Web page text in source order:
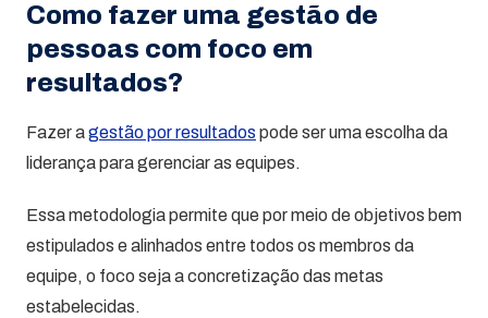
Como fazer uma gestão de
pessoas com foco em
resultados?
Fazer agestão por resultados pode ser uma escolha da
liderança para gerenciar as equipes.
Essa metodologia permite que por meio de objetivos bem
estipulados e alinhados entre todos os membros da
equipe, o foco seja a concretização das metas
estabelecidas.